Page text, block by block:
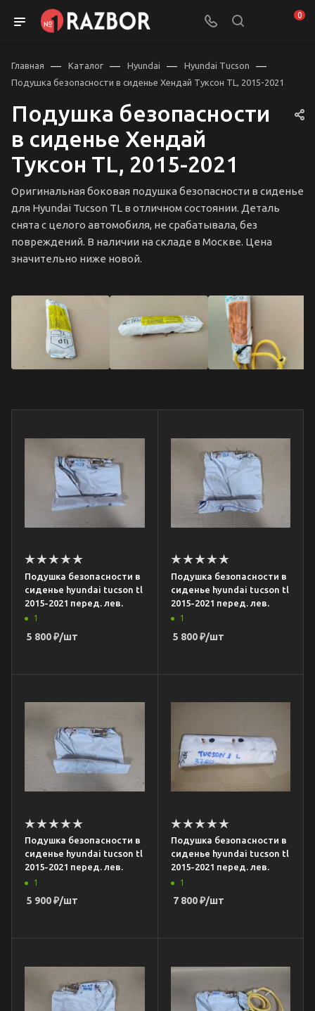
0
Главная — Каталог — Hyundai — Hyundai Tucson —
Подушка безопасности в сиденье Хендай Туксон TL, 2015-2021
Подушка безопасности
в сиденье Хендай
Туксон TL, 2015-2021
Оригинальная боковая подушка безопасности в сиденье
для Hyundai Tucson TL в отличном состоянии. Деталь
снята с целого автомобиля, не срабатывала, без
повреждений. В наличии на складе в Москве. Цена
значительно ниже новой.
Подушка безопасности в
сиденье hyundai tucson tl
2015-2021 перед. лев.
1
5 800₽/шт
Подушка безопасности в
сиденье hyundai tucson tl
2015-2021 перед. лев.
1
5 800₽/шт
Подушка безопасности в
сиденье hyundai tucson tl
2015-2021 перед. лев.
1
5 900₽/шт
Подушка безопасности в
сиденье hyundai tucson tl
2015-2021 перед. лев.
1
7 800₽/шт